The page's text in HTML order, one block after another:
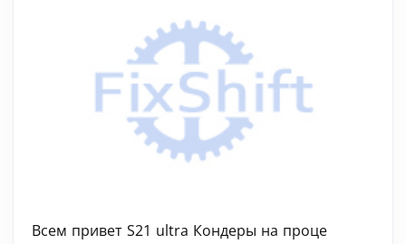
Всем привет S21 ultra Кондеры на проце